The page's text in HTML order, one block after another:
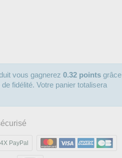
vous gagnerez0.32 points grâce
fidélité. Votre panier totalisera
4X PayPal